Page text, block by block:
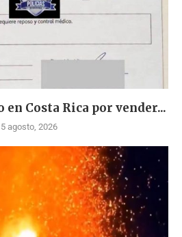
Costa Rica por vender...
5 agosto, 2026